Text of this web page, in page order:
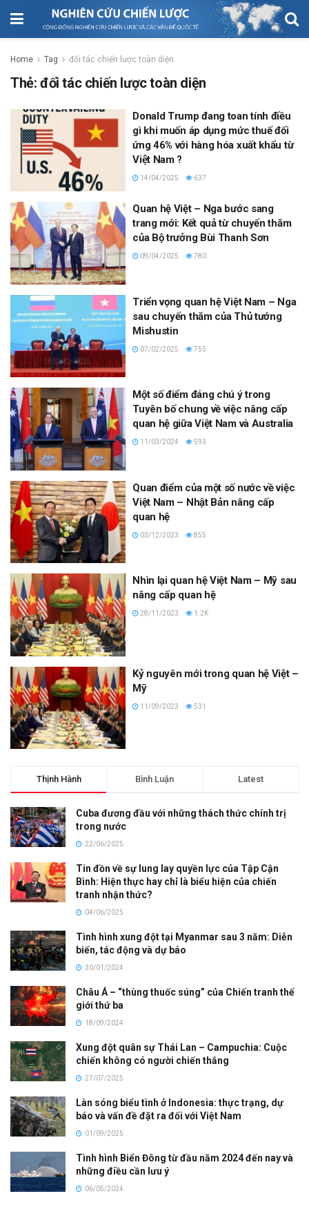
Home Tag đối tác chiến lược toàn diện
Thẻ:đối tác chiến lược toàn diện
Donald Trump đang toan tính điều
gì khi muốn áp dụng mức thuế đối
ứng 46% với hàng hóa xuất khẩu từ
Việt Nam ?
14/04/2025 637
Quan hệ Việt – Nga bước sang
trang mới: Kết quả từ chuyến thăm
của Bộ trưởng Bùi Thanh Sơn
09/04/2025 780
Triển vọng quan hệ Việt Nam – Nga
sau chuyến thăm của Thủ tướng
Mishustin
07/02/2025 755
Một số điểm đáng chú ý trong
Tuyên bố chung về việc nâng cấp
quan hệ giữa Việt Nam và Australia
11/03/2024 593
Quan điểm của một số nước về việc
Việt Nam – Nhật Bản nâng cấp
quan hệ
03/12/2023 855
Nhìn lại quan hệ Việt Nam – Mỹ sau
nâng cấp quan hệ
28/11/2023 1.2K
Kỷ nguyên mới trong quan hệ Việt –
Mỹ
11/09/2023 531
Thịnh Hành Bình Luận Latest
Cuba đương đầu với những thách thức chính trị
trong nước
22/06/2025
Tin đồn về sự lung lay quyền lực của Tập Cận
Bình: Hiện thực hay chỉ là biểu hiện của chiến
tranh nhận thức?
04/06/2025
Tình hình xung đột tại Myanmar sau 3 năm: Diễn
biến, tác động và dự báo
30/01/2024
Châu Á – “thùng thuốc súng” của Chiến tranh thế
giới thứ ba
18/09/2024
Xung đột quân sự Thái Lan – Campuchia: Cuộc
chiến không có người chiến thắng
27/07/2025
Làn sóng biểu tình ở Indonesia: thực trạng, dự
báo và vấn đề đặt ra đối với Việt Nam
01/09/2025
Tình hình Biển Đông từ đầu năm 2024 đến nay và
những điều cần lưu ý
06/05/2024